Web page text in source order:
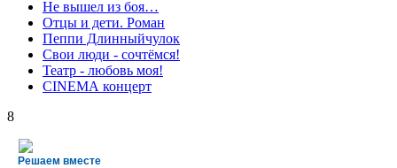
Не вышел из боя…
Отцы и дети. Роман
Пеппи Длинныйчулок
Свои люди - сочтёмся!
Театр - любовь моя!
СINЕМА концерт
8
Решаем вместе